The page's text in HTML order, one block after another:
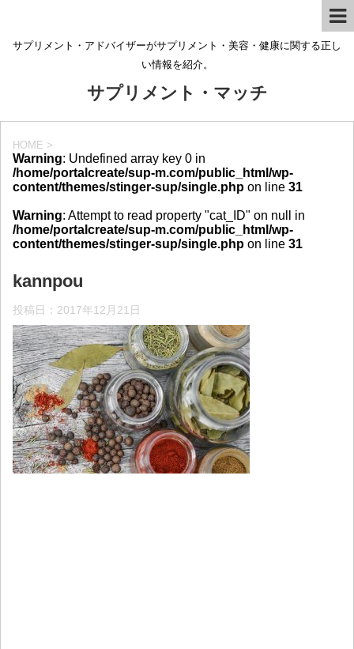
サプリメント・アドバイザーがサプリメント・美容・健康に関する正し
い情報を紹介。
サプリメント・マッチ
HOME >
Warning: Undefined array key 0 in
/home/portalcreate/sup-m.com/public_html/wp-
content/themes/stinger-sup/single.php on line 31
Warning: Attempt to read property "cat_ID" on null in
/home/portalcreate/sup-m.com/public_html/wp-
content/themes/stinger-sup/single.php on line 31
kannpou
投稿日： 2017年12月21日